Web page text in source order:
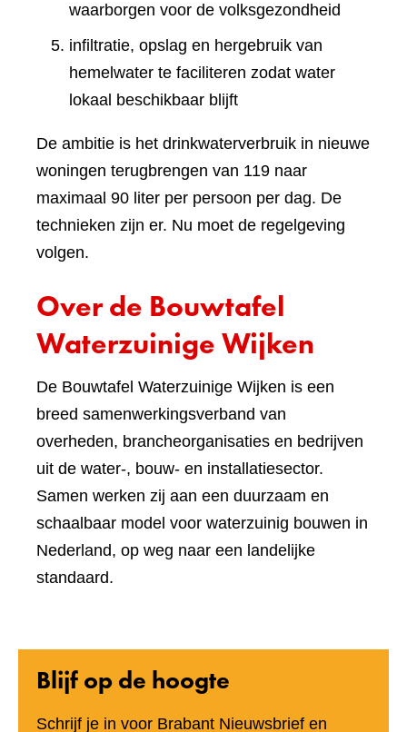
waarborgen voor de volksgezondheid
infiltratie, opslag en hergebruik van
hemelwater te faciliteren zodat water
lokaal beschikbaar blijft
De ambitie is het drinkwaterverbruik in nieuwe
woningen terugbrengen van 119 naar
maximaal 90 liter per persoon per dag. De
technieken zijn er. Nu moet de regelgeving
volgen.
Over de Bouwtafel
Waterzuinige Wijken
De Bouwtafel Waterzuinige Wijken is een
breed samenwerkingsverband van
overheden, brancheorganisaties en bedrijven
uit de water-, bouw- en installatiesector.
Samen werken zij aan een duurzaam en
schaalbaar model voor waterzuinig bouwen in
Nederland, op weg naar een landelijke
standaard.
Blijf op de hoogte
Schrijf je in voor Brabant Nieuwsbrief en